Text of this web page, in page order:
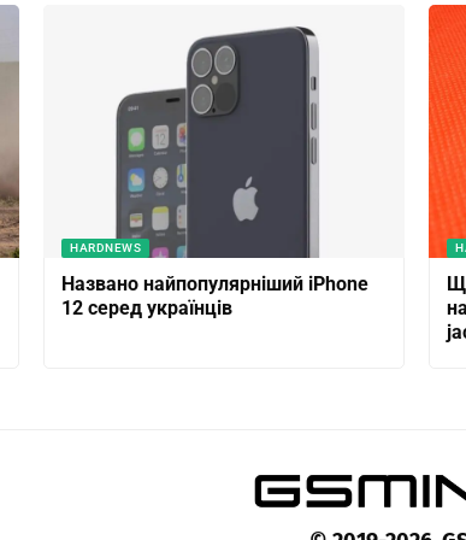
HARDNEWS
Названо найпопулярніший iPhone
12 серед українців